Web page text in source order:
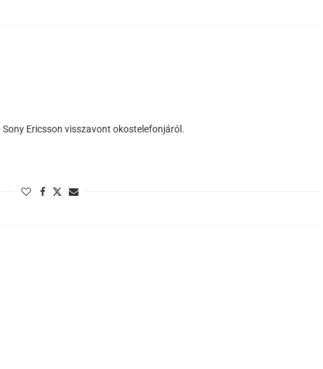
Ericsson visszavont okostelefonjáról.